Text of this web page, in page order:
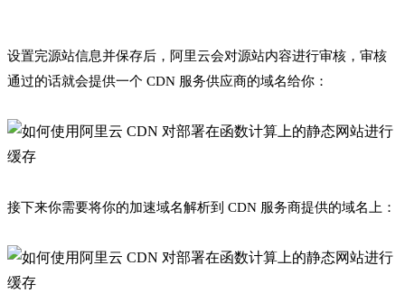
设置完源站信息并保存后，阿里云会对源站内容进行审核，审核
通过的话就会提供一个 CDN 服务供应商的域名给你：
接下来你需要将你的加速域名解析到 CDN 服务商提供的域名上：